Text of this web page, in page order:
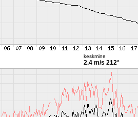
keskmine
2.4 m/s 212°